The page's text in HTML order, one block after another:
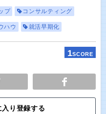
プ コンサルティング
ハウ 就活早期化
1SCORE
り登録する